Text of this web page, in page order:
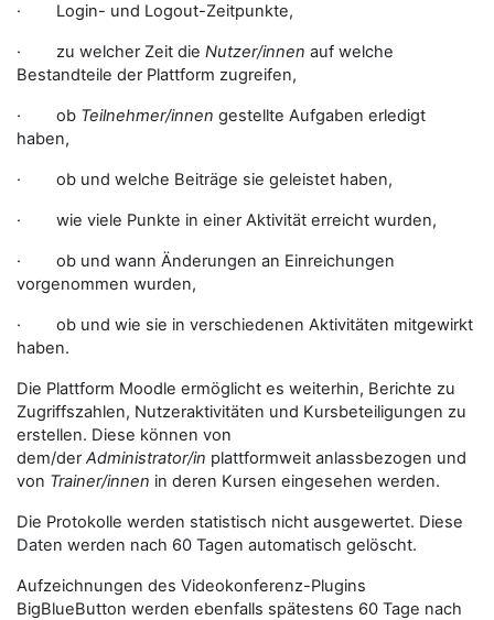
· Login- und Logout-Zeitpunkte,
· zu welcher Zeit die Nutzer/innen auf welche
Bestandteile der Plattform zugreifen,
· ob Teilnehmer/innen gestellte Aufgaben erledigt
haben,
· ob und welche Beiträge sie geleistet haben,
· wie viele Punkte in einer Aktivität erreicht wurden,
· ob und wann Änderungen an Einreichungen
vorgenommen wurden,
· ob und wie sie in verschiedenen Aktivitäten mitgewirkt
haben.
Die Plattform Moodle ermöglicht es weiterhin, Berichte zu
Zugriffszahlen, Nutzeraktivitäten und Kursbeteiligungen zu
erstellen. Diese können von
dem/derAdministrator/in plattformweit anlassbezogen und
von Trainer/innen in deren Kursen eingesehen werden.
Die Protokolle werden statistisch nicht ausgewertet. Diese
Daten werden nach 60 Tagen automatisch gelöscht.
Aufzeichnungen des Videokonferenz-Plugins
BigBlueButton werden ebenfalls spätestens 60 Tage nach